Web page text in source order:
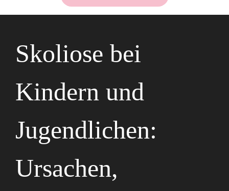
Skoliose bei
Kindern und
Jugendlichen:
Ursachen,